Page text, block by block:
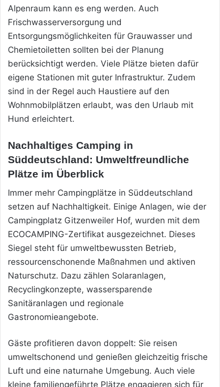
Alpenraum kann es eng werden. Auch
Frischwasserversorgung und
Entsorgungsmöglichkeiten für Grauwasser und
Chemietoiletten sollten bei der Planung
berücksichtigt werden. Viele Plätze bieten dafür
eigene Stationen mit guter Infrastruktur. Zudem
sind in der Regel auch Haustiere auf den
Wohnmobilplätzen erlaubt, was den Urlaub mit
Hund erleichtert.
Nachhaltiges Camping in
Süddeutschland: Umweltfreundliche
Plätze im Überblick
Immer mehr Campingplätze in Süddeutschland
setzen auf Nachhaltigkeit. Einige Anlagen, wie der
Campingplatz Gitzenweiler Hof, wurden mit dem
ECOCAMPING-Zertifikat ausgezeichnet. Dieses
Siegel steht für umweltbewussten Betrieb,
ressourcenschonende Maßnahmen und aktiven
Naturschutz. Dazu zählen Solaranlagen,
Recyclingkonzepte, wassersparende
Sanitäranlagen und regionale
Gastronomieangebote.
Gäste profitieren davon doppelt: Sie reisen
umweltschonend und genießen gleichzeitig frische
Luft und eine naturnahe Umgebung. Auch viele
kleine familiengeführte Plätze engagieren sich für